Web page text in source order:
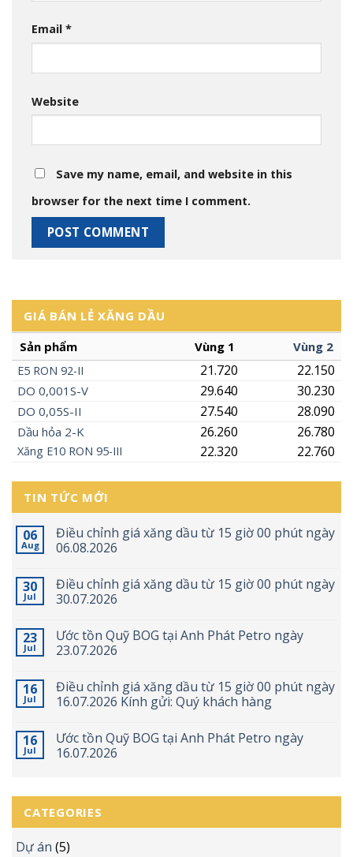
GIÁ BÁN LẺ XĂNG DẦU
Sản phẩm
Vùng 1 Vùng 2
E5 RON 92-II 22.150
21.720
DO 0,001S-V 30.230
29.640
DO 0,05S-II 28.090
27.540
Dầu hỏa 2-K 26.780
26.260
Xăng E10 RON 95-III 22.760
22.320
TIN TỨC MỚI
06
Aug
Điều chỉnh giá xăng dầu từ 15 giờ 00 phút ngày
06.08.2026
30
Jul
Điều chỉnh giá xăng dầu từ 15 giờ 00 phút ngày
30.07.2026
23
Jul
Ước tồn Quỹ BOG tại Anh Phát Petro ngày
23.07.2026
16
Jul
Điều chỉnh giá xăng dầu từ 15 giờ 00 phút ngày
16.07.2026 Kính gửi: Quý khách hàng
16
Jul
Ước tồn Quỹ BOG tại Anh Phát Petro ngày
16.07.2026
CATEGORIES
Dự án (5)
Email *
Website
Save my name, email, and website in this
browser for the next time I comment.